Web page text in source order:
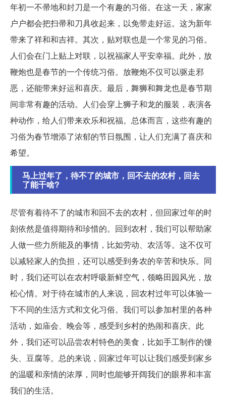
年初一不帚地和封刀是一个有趣的习俗。在这一天，家家
户户都会把扫帚和刀具收起来，以免带走好运。这为新年
带来了祥和和吉祥。其次，贴对联也是一个常见的习俗。
人们会在门上贴上对联，以祝福家人平安幸福。此外，放
鞭炮也是春节的一个传统习俗。放鞭炮不仅可以驱走邪
恶，还能带来好运和喜庆。最后，舞狮和舞龙也是春节期
间非常有趣的活动。人们会穿上狮子和龙的服装，表演各
种动作，给人们带来欢乐和祝福。总体而言，这些有趣的
习俗为春节增添了浓郁的节日氛围，让人们充满了喜庆和
希望。
马上过年了，待不了的城市，回不去的农村，回去
了能干啥?
尽管有着待不了的城市和回不去的农村，但回家过年的时
刻依然是值得期待和珍惜的。回到农村，我们可以帮助家
人做一些力所能及的事情，比如劳动、农活等。这不仅可
以减轻家人的负担，还可以感受到务农的辛苦和快乐。同
时，我们还可以在农村呼吸新鲜空气，领略田园风光，放
松心情。对于待在城市的人来说，回农村过年可以体验一
下不同的生活方式和文化习俗。我们可以参加村里的各种
活动，如庙会、晚会等，感受到乡村的热闹和喜庆。此
外，我们还可以品尝农村特色的美食，比如手工制作的馒
头、豆腐等。总的来说，回家过年可以让我们感受到家乡
的温暖和亲情的浓厚，同时也能够开阔我们的眼界和丰富
我们的生活。